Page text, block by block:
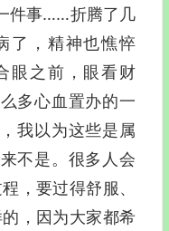
件事……折腾了几
了，精神也憔悴
眼之前，眼看财
多心血置办的一
我以为这些是属
不是。很多人会
，要过得舒服、
，因为大家都希